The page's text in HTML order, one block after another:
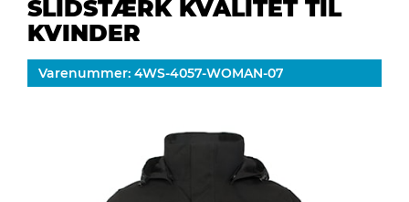
SLIDSTÆRK KVALITET TIL
KVINDER
Varenummer: 4WS-4057-WOMAN-07